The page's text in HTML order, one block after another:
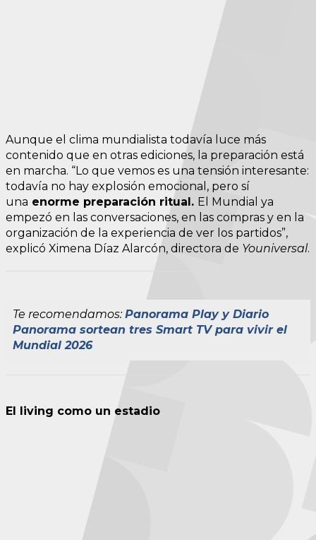
Aunque el clima mundialista todavía luce más
contenido que en otras ediciones, la preparación está
en marcha. “Lo que vemos es una tensión interesante:
todavía no hay explosión emocional, pero sí
una enorme preparación ritual. El Mundial ya
empezó en las conversaciones, en las compras y en la
organización de la experiencia de ver los partidos”,
explicó Ximena Díaz Alarcón, directora de Youniversal.
Te recomendamos:Panorama Play y Diario
Panorama sortean tres Smart TV para vivir el
Mundial 2026
El living como un estadio